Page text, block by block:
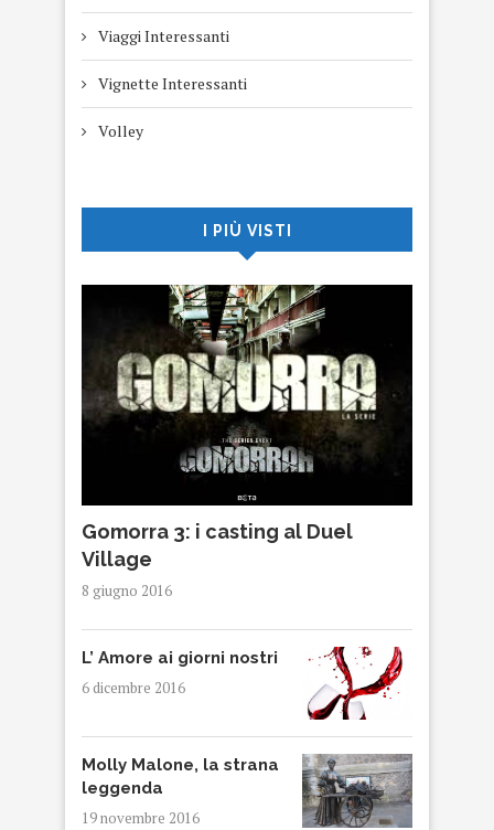
Viaggi Interessanti
Vignette Interessanti
Volley
I PIÙ VISTI
Gomorra 3: i casting al Duel
Village
8 giugno 2016
L’ Amore ai giorni nostri
6 dicembre 2016
Molly Malone, la strana
leggenda
19 novembre 2016